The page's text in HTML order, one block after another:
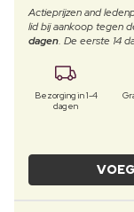
Actieprijzen and
lid bij aankoop tegen
dagen. De eerste 14
Bezorging in 1-4
dagen